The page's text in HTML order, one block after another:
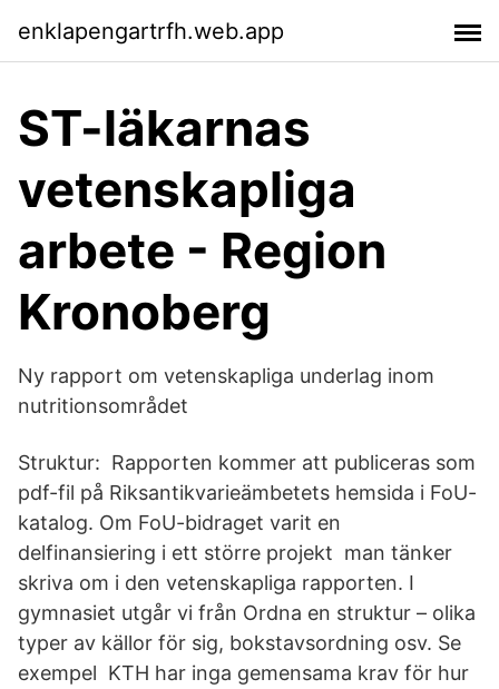
enklapengartrfh.web.app
ST-läkarnas
vetenskapliga
arbete - Region
Kronoberg
Ny rapport om vetenskapliga underlag inom
nutritionsområdet
Struktur: Rapporten kommer att publiceras som
pdf-fil på Riksantikvarieämbetets hemsida i FoU-
katalog. Om FoU-bidraget varit en
delfinansiering i ett större projekt man tänker
skriva om i den vetenskapliga rapporten. I
gymnasiet utgår vi från Ordna en struktur – olika
typer av källor för sig, bokstavsordning osv. Se
exempel KTH har inga gemensama krav för hur